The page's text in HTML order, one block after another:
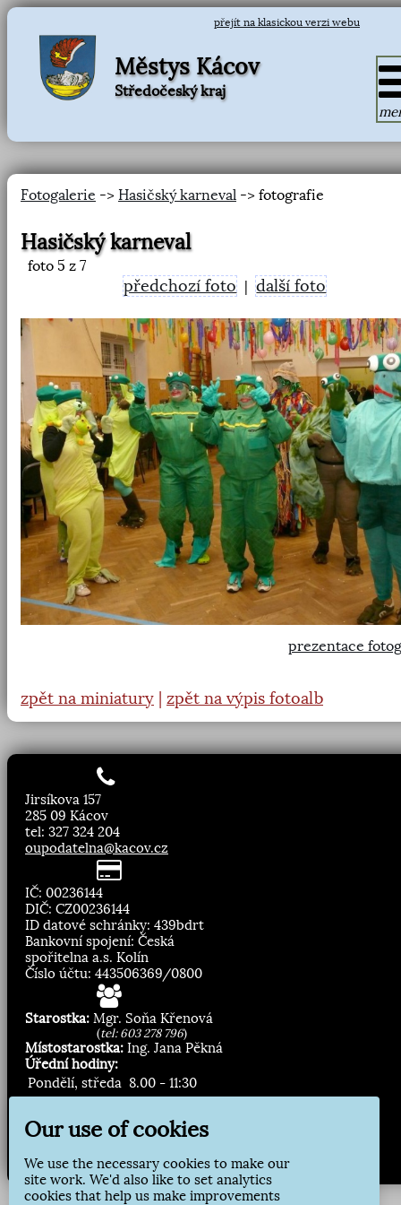
přejít na klasickou verzi webu
Městys Kácov
Středočeský kraj
Fotogalerie -> Hasičský karneval -> fotografie
Hasičský karneval
foto 5 z 7
předchozí foto |další foto
prezentace
zpět na miniatury zpět na výpis fotoalb
Jirsíkova 157
285 09 Kácov
tel: 327 324 204
oupodatelna@kacov.cz
IČ: 00236144
DIČ: CZ00236144
ID datové schránky: 439bdrt
Bankovní spojení: Česká
spořitelna a.s. Kolín
Číslo účtu: 443506369/0800
Starostka: Mgr. Soňa Křenová
(tel: 603 278 796)
Místostarostka: Ing. Jana Pěkná
Úřední hodiny:
Pondělí, středa 8.00 - 11:30
Přihlásit odběr
Our use of cookies
We use the necessary cookies to make our
site work. We'd also like to set analytics
cookies that help us make improvements